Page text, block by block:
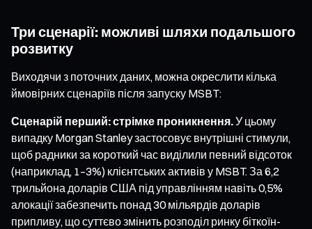
Три сценарії: можливі шляхи подальшого
розвитку
Виходячи з поточних даних, можна окреслити кілька
ймовірних сценаріїв після запуску MSBT:
Сценарій перший: стрімке проникнення.У цьому
випадку Morgan Stanley застосовує внутрішні стимули,
щоб радники за короткий час виділили певний відсоток
(наприклад, 1–3%) клієнтських активів у MSBT. За 6,2
трильйона доларів США під управлінням навіть 0,5%
алокації забезпечить понад 30 мільярдів доларів
припливу, що суттєво змінить розподіл ринку біткоїн-